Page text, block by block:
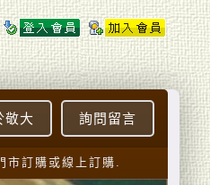
購或線上訂購.
敬大 詢問留言